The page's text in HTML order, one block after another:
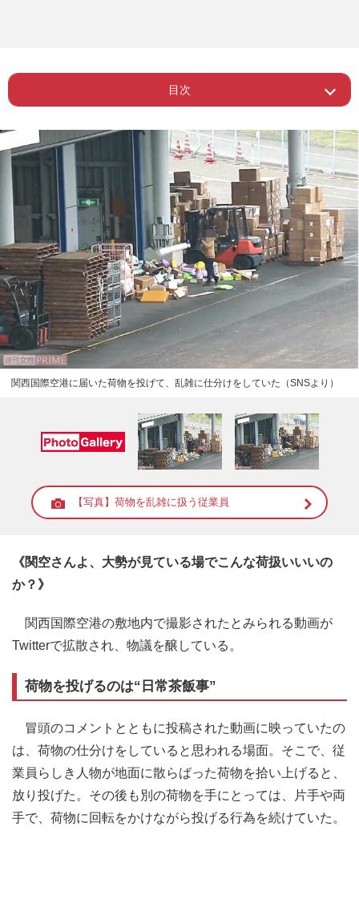
目次
Page 1 ー 荷物を投げるのは“日常茶飯事”
関西国際空港に届いた荷物を投げて、乱雑に仕分けをしていた（SNSより）
【写真】荷物を乱雑に扱う従業員
《関空さんよ、大勢が見ている場でこんな荷扱いいいの
か？》
関西国際空港の敷地内で撮影されたとみられる動画が
Twitterで拡散され、物議を醸している。
荷物を投げるのは“日常茶飯事”
冒頭のコメントとともに投稿された動画に映っていたの
は、荷物の仕分けをしていると思われる場面。そこで、従
業員らしき人物が地面に散らばった荷物を拾い上げると、
放り投げた。その後も別の荷物を手にとっては、片手や両
手で、荷物に回転をかけながら投げる行為を続けていた。